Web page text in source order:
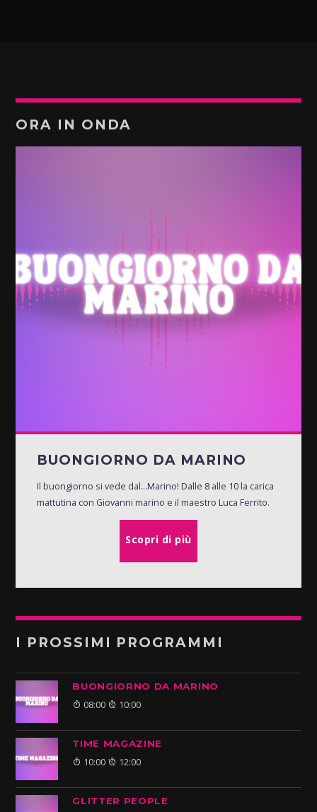
ORA IN ONDA
BUONGIORNO DA MARINO
Il buongiorno si vede dal...Marino! Dalle 8 alle 10 la carica
mattutina con Giovanni marino e il maestro Luca Ferrito.
Scopri di più
I PROSSIMI PROGRAMMI
BUONGIORNO DA MARINO
08:00 10:00
TIME MAGAZINE
10:00 12:00
GLITTER PEOPLE